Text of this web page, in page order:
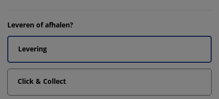
Leveren of afhalen?
Levering
Click & Collect